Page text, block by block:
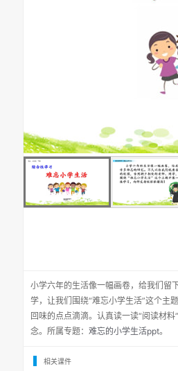
小学六年的生活像一幅画卷，给我们留
学，让我们围绕“难忘小学生活”这个主
回味的点点滴滴。认真读一读“阅读材
念。所属专题： 难忘的小学生活ppt。
相关课件